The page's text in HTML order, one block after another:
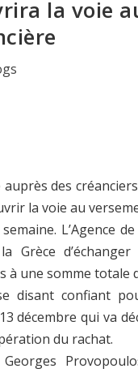
la voie
des
la voie au
L’Agence
Grèce
une somme totale
disant confiant
décembre qui va
du rachat.